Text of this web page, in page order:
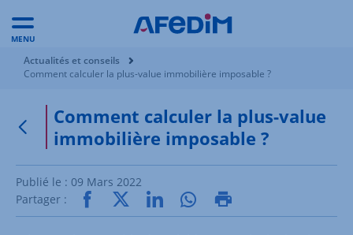
MENU
Vous êtes ici:
Actualités et conseils
Comment calculer la plus-value immobilière imposable ?
Retour à la page précédente
Comment calculer la plus-value
immobilière imposable ?
Publié le : 09 Mars 2022
Partager :